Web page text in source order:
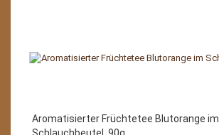
Aromatisierter Früchtetee Blutorange im
Schlauchbeutel, 90g